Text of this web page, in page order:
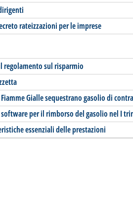
rateizzazioni per le imprese
regolamento sul risparmio
Gialle sequestrano gasolio di
per il rimborso del gasolio nel I
essenziali delle prestazioni